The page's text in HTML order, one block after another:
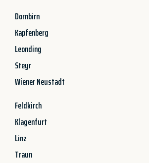
Dornbirn
Kapfenberg
Leonding
Steyr
Wiener Neustadt
Feldkirch
Klagenfurt
Linz
Traun